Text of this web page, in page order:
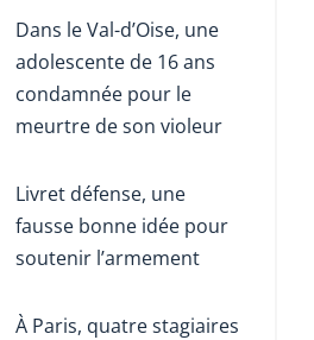
Dans le Val-d’Oise, une
adolescente de 16 ans
condamnée pour le
meurtre de son violeur
Livret défense, une
fausse bonne idée pour
soutenir l’armement
À Paris, quatre stagiaires